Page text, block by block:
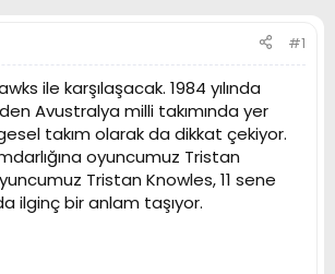
#1
ile karşılaşacak. 1984 yılında
Avustralya milli takımında yer
takım olarak da dikkat çekiyor.
oyuncumuz Tristan
Tristan Knowles, 11 sene
ilginç bir anlam taşıyor.